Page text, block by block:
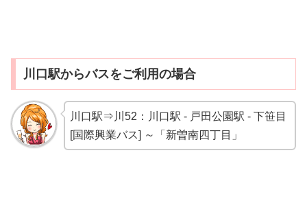
川口駅からバスをご利用の場合
川口駅⇒川52：川口駅 - 戸田公園駅 - 下笹目
[国際興業バス] ～「新曽南四丁目」